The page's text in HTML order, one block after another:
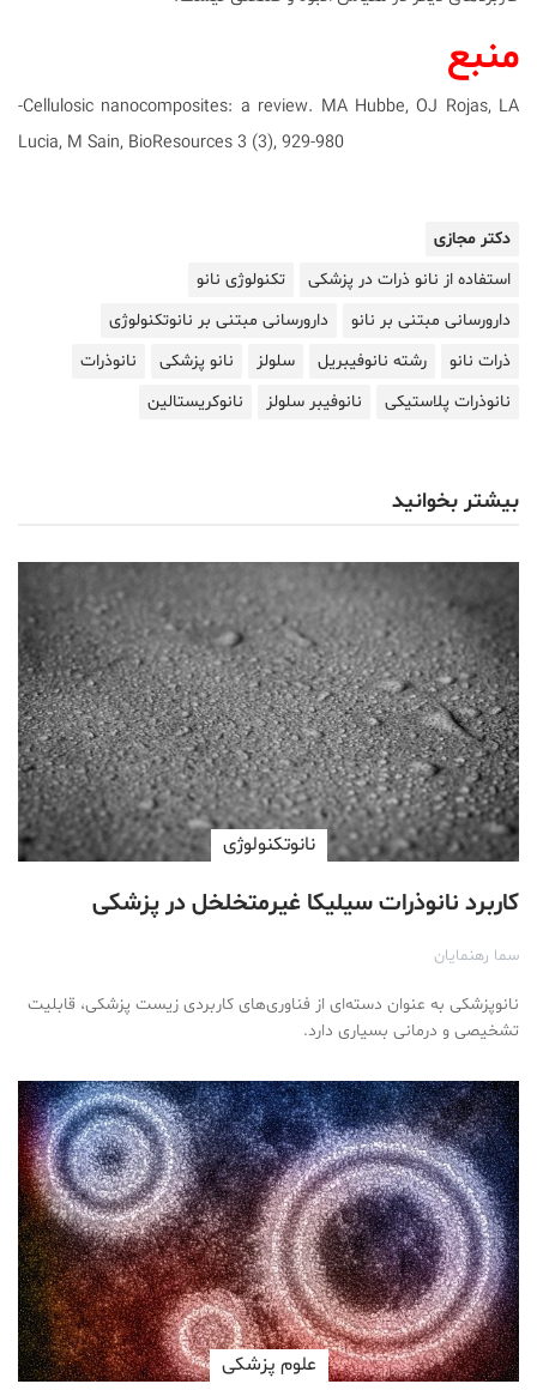
منبع
-Cellulosic nanocomposites: a review. MA Hubbe, OJ Rojas, LA
Lucia, M Sain, BioResources 3 (3), 929-980
دکتر مجازی
استفاده از نانو ذرات در پزشکی
تکنولوژی نانو
دارورسانی مبتنی بر نانو
دارورسانی مبتنی بر نانوتکنولوژی
ذرات نانو
رشته نانوفیبریل سلولز نانو پزشکی
نانوذرات
نانوذرات پلاستیکی
نانوفیبر سلولز نانوکریستالین
بیشتر بخوانید
نانوتکنولوژی
کاربرد نانوذرات سیلیکا غیرمتخلخل در پزشکی
سما رهنمایان
نانوپزشکی به عنوان دسته‌ای از فناوری‌های کاربردی زیست پزشکی، قابلیت
تشخیصی و درمانی بسیاری دارد.
علوم پزشكی